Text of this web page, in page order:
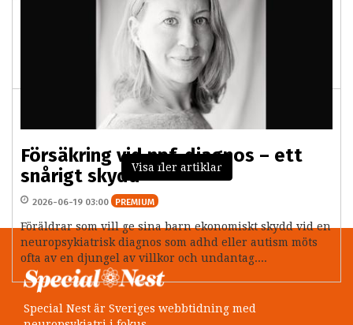
PREMIUM
Diagnoskriterierna för autism och adhd har kraftig
slagsida mot svårigheter – utan att ta hänsyn till
personens styrkor eller faktorer i omgivningen....
Försäkring vid npf-diagnos – ett
snårigt skydd
2026-06-19 03:00 PREMIUM
Föräldrar som vill ge sina barn ekonomiskt skydd vid en
neuropsykiatrisk diagnos som adhd eller autism möts
ofta av en djungel av villkor och undantag....
Visa fler artiklar
Special Nest är Sveriges webbtidning med